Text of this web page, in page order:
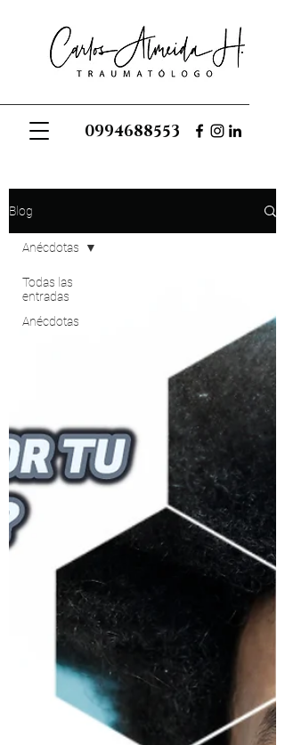
0994688553
Blog
Todas las
entradas
Anécdotas
Anécdotas